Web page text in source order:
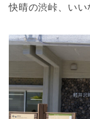
快晴の渋峠、いい